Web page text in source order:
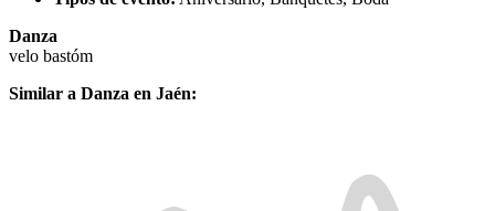
Danza
velo bastóm
Similar a Danza en Jaén: